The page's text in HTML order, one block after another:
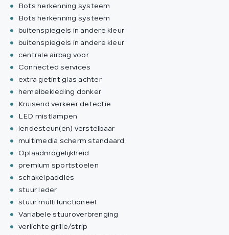
Bots herkenning systeem
Bots herkenning systeem
buitenspiegels in andere kleur
buitenspiegels in andere kleur
centrale airbag voor
Connected services
extra getint glas achter
hemelbekleding donker
Kruisend verkeer detectie
LED mistlampen
lendesteun(en) verstelbaar
multimedia scherm standaard
Oplaadmogelijkheid
premium sportstoelen
schakelpaddles
stuur leder
stuur multifunctioneel
Variabele stuuroverbrenging
verlichte grille/strip